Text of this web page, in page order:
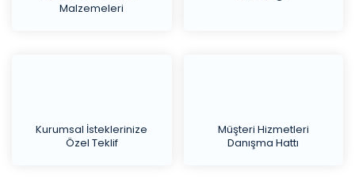
Malzemeleri
Kurumsal İsteklerinize
Özel Teklif
Müşteri Hizmetleri
Danışma Hattı